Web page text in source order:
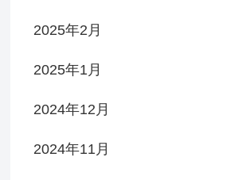
2025年2月
2025年1月
2024年12月
2024年11月